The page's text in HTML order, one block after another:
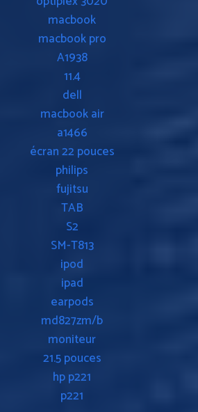
macbook
macbook pro
A1938
11.4
dell
macbook air
a1466
écran 22 pouces
philips
fujitsu
TAB
S2
SM-T813
ipod
ipad
earpods
md827zm/b
moniteur
21.5 pouces
hp p221
p221